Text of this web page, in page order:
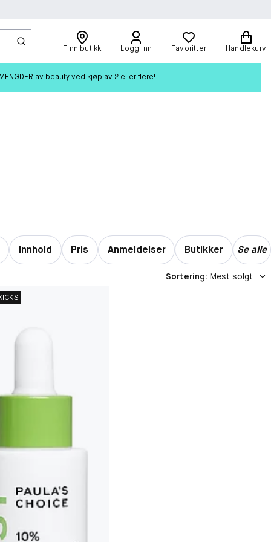
Finn butikk Logg inn Favoritter Handlekurv
av beauty ved kjøp av 2 eller flere!
Innhold Pris Anmeldelser Butikker Se alle
Sortering: Mest solgt